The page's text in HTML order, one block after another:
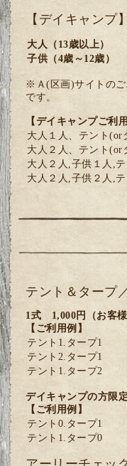
【デイキャンプ
大人（13歳以上）
子供（4歳～12歳）
※Ａ(区画)サイトのご
です。
【デイキャンプご利用
大人１人、テント
大人２人、テント
大人２人,子供１人,
大人２人,子供２人,
テント＆タープ
1式 1,000円
（お客
【ご利用例】
テント1.タープ1
テント2.タープ1
テント1.タープ2
デイキャンプの方限定
【ご利用例】
テント0.タープ1
テント1.タープ0